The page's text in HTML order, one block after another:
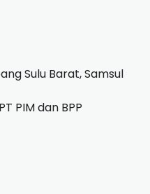
Sulu Barat, Samsul
PIM dan BPP